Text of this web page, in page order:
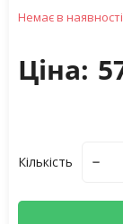
Немає в наявності
Ціна:
Кількість